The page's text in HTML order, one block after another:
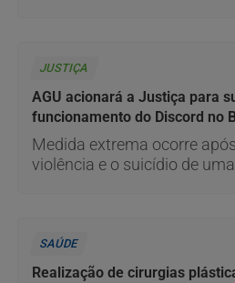
JUSTIÇA
AGU acionará a Justiça para
funcionamento do Discord no
Medida extrema ocorre
violência e o suicídio de
SAÚDE
Realização de cirurgias